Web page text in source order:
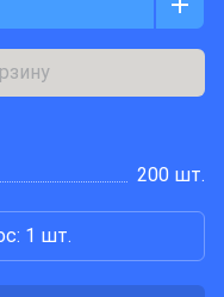
200 шт.
1 шт.